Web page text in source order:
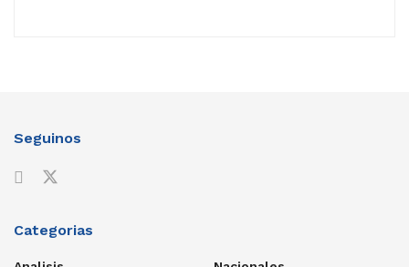
Seguinos
Categorias